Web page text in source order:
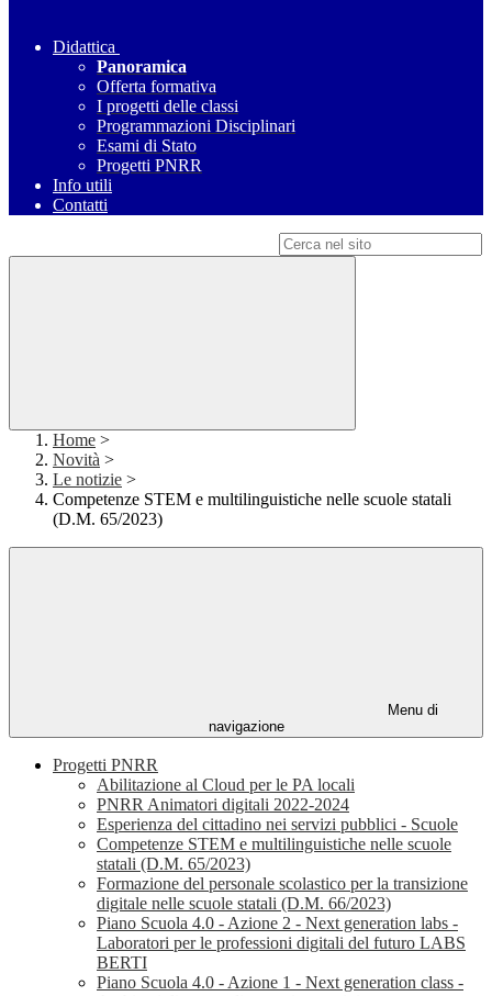
Didattica
Panoramica
Offerta formativa
I progetti delle classi
Programmazioni Disciplinari
Esami di Stato
Progetti PNRR
Info utili
Contatti
Home >
Novità >
Le notizie >
Competenze STEM e multilinguistiche nelle scuole statali
(D.M. 65/2023)
Menu di
navigazione
Progetti PNRR
Abilitazione al Cloud per le PA locali
PNRR Animatori digitali 2022-2024
Esperienza del cittadino nei servizi pubblici - Scuole
Competenze STEM e multilinguistiche nelle scuole
statali (D.M. 65/2023)
Formazione del personale scolastico per la transizione
digitale nelle scuole statali (D.M. 66/2023)
Piano Scuola 4.0 - Azione 2 - Next generation labs -
Laboratori per le professioni digitali del futuro LABS
BERTI
Piano Scuola 4.0 - Azione 1 - Next generation class -